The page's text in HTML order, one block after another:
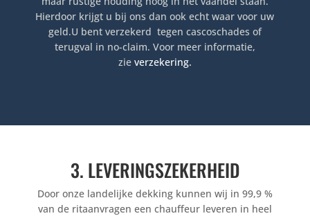
Hierdoor krijgt u bij ons dan ook echt waar voor uw
geld.U bent verzekerd tegen cascoschades of
terugval in no-claim. Voor meer informatie,
zie verzekering.
3. LEVERINGSZEKERHEID
Door onze landelijke dekking kunnen wij in 99,9 %
van de ritaanvragen een chauffeur leveren in heel